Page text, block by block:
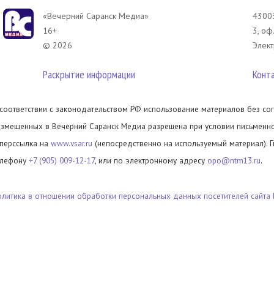
«Вечерний Саранск Mедиа»
16+
© 2026
Раскрытие информации
3,
с законодательством РФ использование материалов без
в Вечерний Саранск Медиа разрешена при условии
на www.vsar.ru (непосредственно на используемый материал).
+7 (905) 009-12-17, или по электронному адресу opo@ntm13.ru.
в отношении обработки персональных данных посетителей